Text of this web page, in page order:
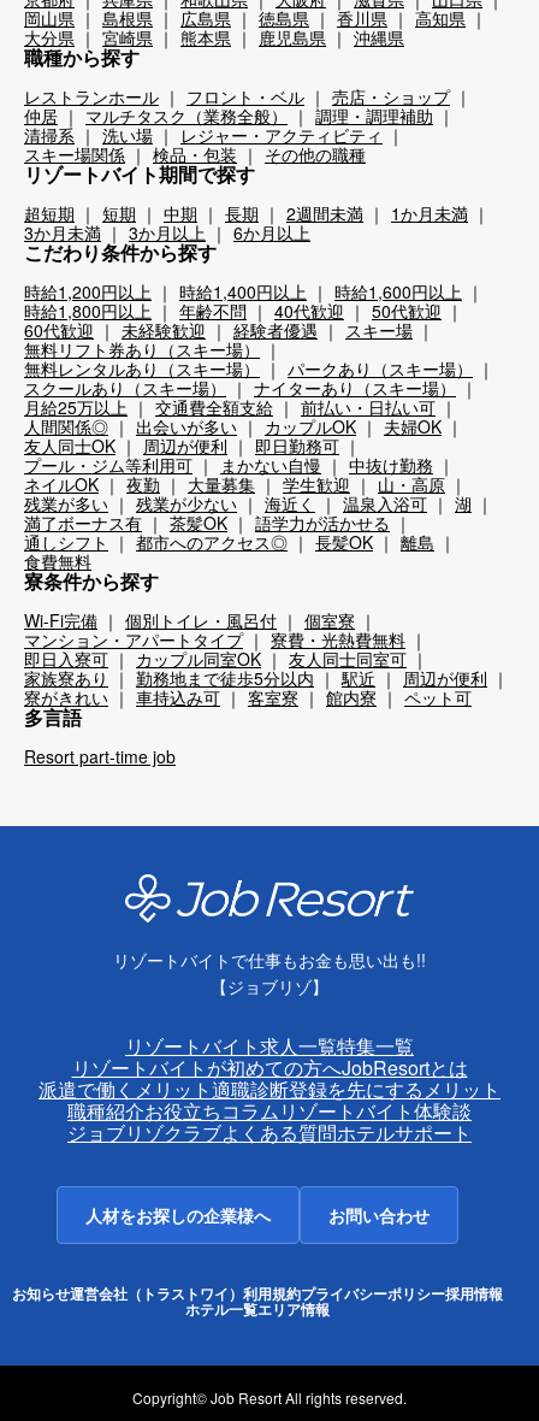
岡山県
島根県 広島県 徳島県 香川県
高知県
大分県
宮崎県 熊本県 鹿児島県 沖縄県
職種から探す
レストランホール フロント・ベル
売店・ショップ
仲居
マルチタスク（業務全般）
調理・調理補助
清掃系
洗い場
レジャー・アクティビティ
スキー場関係
検品・包装 その他の職種
リゾートバイト期間で探す
超短期 短期 中期 長期 2週間未満
1か月未満
3か月未満
3か月以上 6か月以上
こだわり条件から探す
時給1,200円以上 時給1,400円以上
時給1,600円以上
時給1,800円以上
年齢不問 40代歓迎
50代歓迎
60代歓迎
未経験歓迎 経験者優遇
スキー場
無料リフト券あり（スキー場）
無料レンタルあり（スキー場）
パークあり（スキー場）
スクールあり（スキー場）
ナイターあり（スキー場）
月給25万以上
交通費全額支給
前払い・日払い可
人間関係◎
出会いが多い カップルOK
夫婦OK
友人同士OK
周辺が便利
即日勤務可
プール・ジム等利用可
まかない自慢
中抜け勤務
ネイルOK
夜勤 大量募集 学生歓迎
山・高原
残業が多い
残業が少ない 海近く 温泉入浴可
湖
満了ボーナス有
茶髪OK
語学力が活かせる
通しシフト
都市へのアクセス◎ 長髪OK
離島
食費無料
寮条件から探す
Wi-Fi完備 個別トイレ・風呂付
個室寮
マンション・アパートタイプ
寮費・光熱費無料
即日入寮可
カップル同室OK
友人同士同室可
家族寮あり
勤務地まで徒歩5分以内 駅近
周辺が便利
寮がきれい
車持込み可 客室寮 館内寮 ペット可
多言語
Resort part-time job
リゾートバイトで仕事もお金も思い出も!!
【ジョブリゾ】
リゾートバイト求人一覧特集一覧
リゾートバイトが初めての方へJobResortとは
派遣で働くメリット適職診断登録を先にするメリット
職種紹介お役立ちコラムリゾートバイト体験談
ジョブリゾクラブよくある質問ホテルサポート
人材をお探しの企業様へ お問い合わせ
お知らせ運営会社（トラストワイ） 利用規約プライバシーポリシー採用情報
ホテル一覧エリア情報
Copyright© Job Resort All rights reserved.